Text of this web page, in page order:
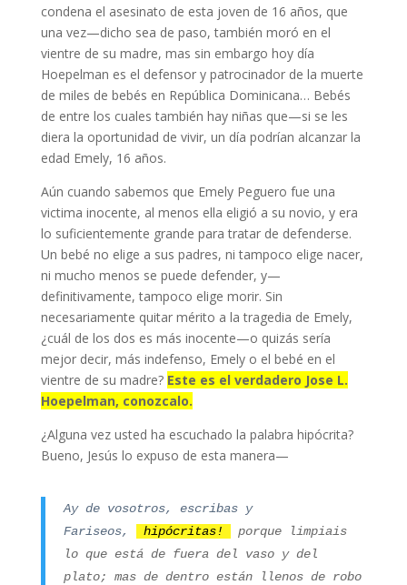
condena el asesinato de esta joven de 16 años, que
una vez—dicho sea de paso, también moró en el
vientre de su madre, mas sin embargo hoy día
Hoepelman es el defensor y patrocinador de la muerte
de miles de bebés en República Dominicana… Bebés
de entre los cuales también hay niñas que—si se les
diera la oportunidad de vivir, un día podrían alcanzar la
edad Emely, 16 años.
Aún cuando sabemos que Emely Peguero fue una
victima inocente, al menos ella eligió a su novio, y era
lo suficientemente grande para tratar de defenderse.
Un bebé no elige a sus padres, ni tampoco elige nacer,
ni mucho menos se puede defender, y—
definitivamente, tampoco elige morir. Sin
necesariamente quitar mérito a la tragedia de Emely,
¿cuál de los dos es más inocente—o quizás sería
mejor decir, más indefenso, Emely o el bebé en el
vientre de su madre? Este es el verdadero Jose L.
Hoepelman, conozcalo.
¿Alguna vez usted ha escuchado la palabra hipócrita?
Bueno, Jesús lo expuso de esta manera—
Ay de vosotros, escribas y
Fariseos,
hipócritas!
porque limpiais
lo que está de fuera del vaso y del
plato; mas de dentro están llenos de robo